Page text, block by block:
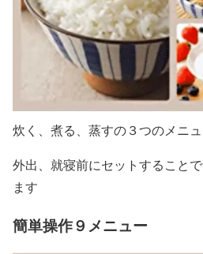
炊く、煮る、蒸すの３つのメニ
外出、就寝前にセットすること
ます
簡単操作９メニュー